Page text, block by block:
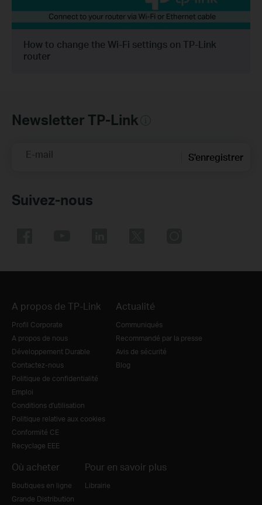
How to change the Wi-Fi settings on TP-Link
router
Newsletter TP-Link
E-mail S'enregistrer
Suivez-nous
A propos de TP-Link
Profil Corporate
A propos de nous
Développement Durable
Contactez-nous
Politique de confidentialité
Emploi
Conditions d'utilisation
Politique relative aux cookies
Conformité CE
Recyclage EEE
Actualité
Communiqués
Recommandé par la presse
Avis de sécurité
Blog
Où acheter
Boutiques en ligne
Grande Distribution
Pour en savoir plus
Librairie